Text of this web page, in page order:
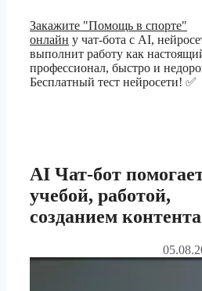
Закажите "Помощь в спорте"
онлайн у чат-бота с AI,
выполнит работу как
профессионал, быстро и
Бесплатный тест нейросети! ✅
AI Чат-бот
учебой, работой,
созданием контента